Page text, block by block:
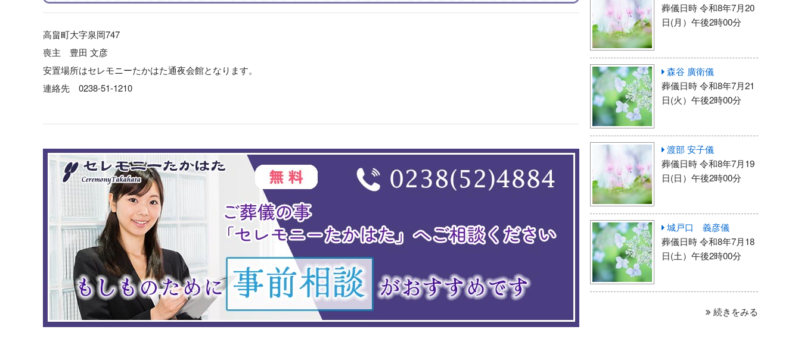
高畠町大字泉岡747
喪主 豊田 文彦
安置場所はセレモニーたかはた通夜会館となります。
連絡先 0238-51-1210
葬儀日時 令和8年7月20
日(月）午後2時00分
森谷 廣衛儀
葬儀日時 令和8年7月21
日(火）午後2時00分
渡部 安子儀
葬儀日時 令和8年7月19
日(日）午後2時00分
城戸口 義彦儀
葬儀日時 令和8年7月18
日(土）午後2時00分
続きをみる